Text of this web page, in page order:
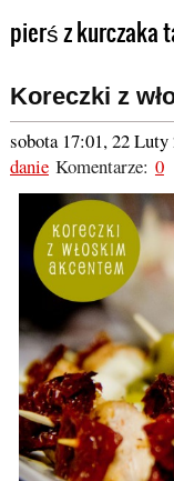
pierś z kurczaka
Koreczki z
sobota 17:01, 22 Luty
danieKomentarze: 0